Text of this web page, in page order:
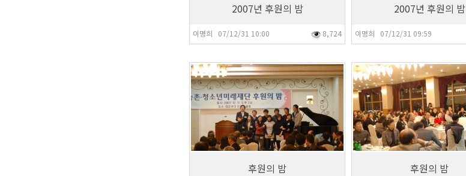
2007년 후원의 밤
이명희 07/12/31 10:00 8,724
2007년 후원의 밤
이명희 07/12/31 09:59
7,953
후원의 밤
7,859
후원의 밤